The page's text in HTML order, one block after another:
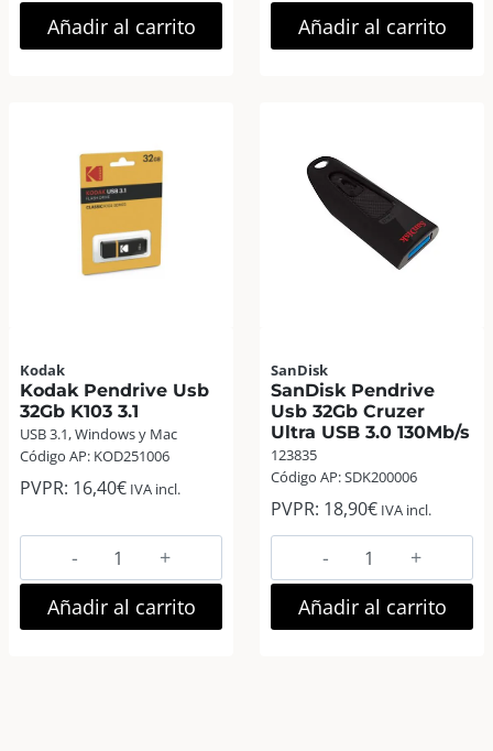
Usb
16Gb
Añadir al carrito
Usb
32Gb
Añadir al carrito
Kodak
Kodak Pendrive Usb
32Gb K103 3.1
USB 3.1, Windows y Mac
Código AP: KOD251006
PVPR: 16,40€ IVA incl.
Kodak
Pendrive
Usb
32Gb
Añadir al carrito
SanDisk
SanDisk Pendrive
Usb 32Gb Cruzer
Ultra USB 3.0 130Mb/s
123835
Código AP: SDK200006
PVPR: 18,90€ IVA incl.
SanDisk
Pendrive
Usb
32Gb
Añadir al carrito